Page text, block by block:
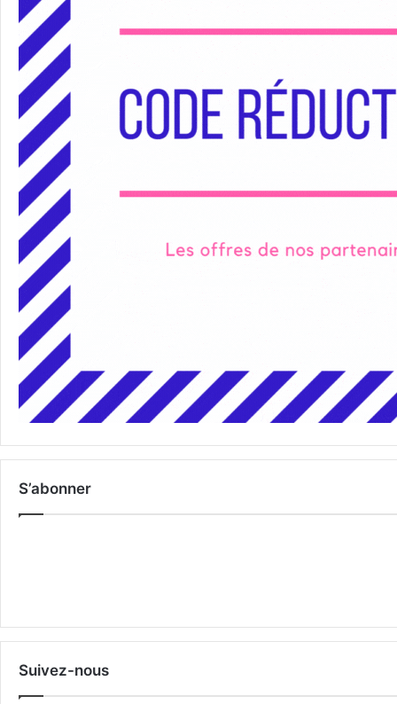
S’abonner
Suivez-nous